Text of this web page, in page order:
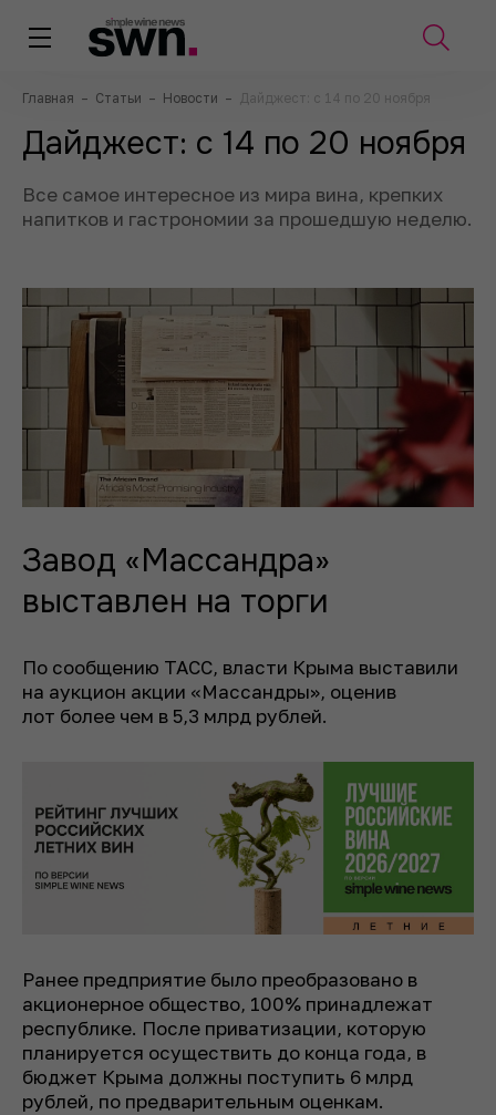
Главная – Статьи – Новости – Дайджест: с 14 по 20 ноября
Дайджест: с 14 по 20 ноября
Все самое интересное из мира вина, крепких
напитков и гастрономии за прошедшую неделю.
Завод «Массандра»
выставлен на торги
По сообщению ТАСС, власти Крыма выставили
на аукцион акции «Массандры», оценив
лот более чем в 5,3 млрд рублей.
Ранее предприятие было преобразовано в
акционерное общество, 100% принадлежат
республике. После приватизации, которую
планируется осуществить до конца года, в
бюджет Крыма должны поступить 6 млрд
рублей, по предварительным оценкам.